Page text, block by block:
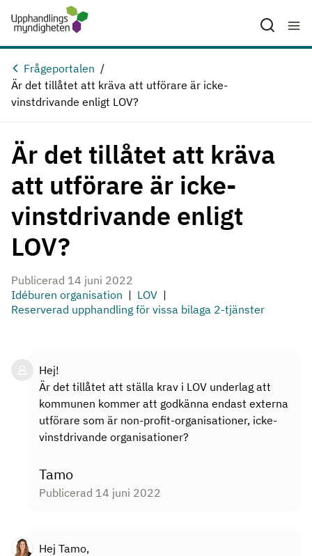
Hoppa till huvudinnehåll
Frågeportalen
Är det tillåtet att kräva att utförare är icke-
vinstdrivande enligt LOV?
Är det tillåtet att kräva
att utförare är icke-
vinstdrivande enligt
LOV?
Publicerad 14 juni 2022
Idéburen organisation
LOV
Reserverad upphandling för vissa bilaga 2-tjänster
Hej!
Är det tillåtet att ställa krav i LOV underlag att
kommunen kommer att godkänna endast externa
utförare som är non-profit-organisationer, icke-
vinstdrivande organisationer?
Tamo
Publicerad 14 juni 2022
Hej Tamo,